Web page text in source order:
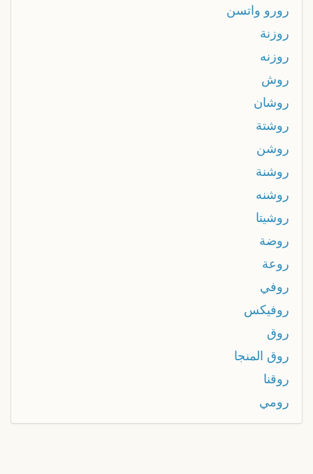
رورو واتسن
روزنة
روزنه
روش
روشان
روشتة
روشن
روشنة
روشنه
روشيتا
روضة
روعة
روفي
روفيكس
روق
روق المنجا
روقنا
رومي